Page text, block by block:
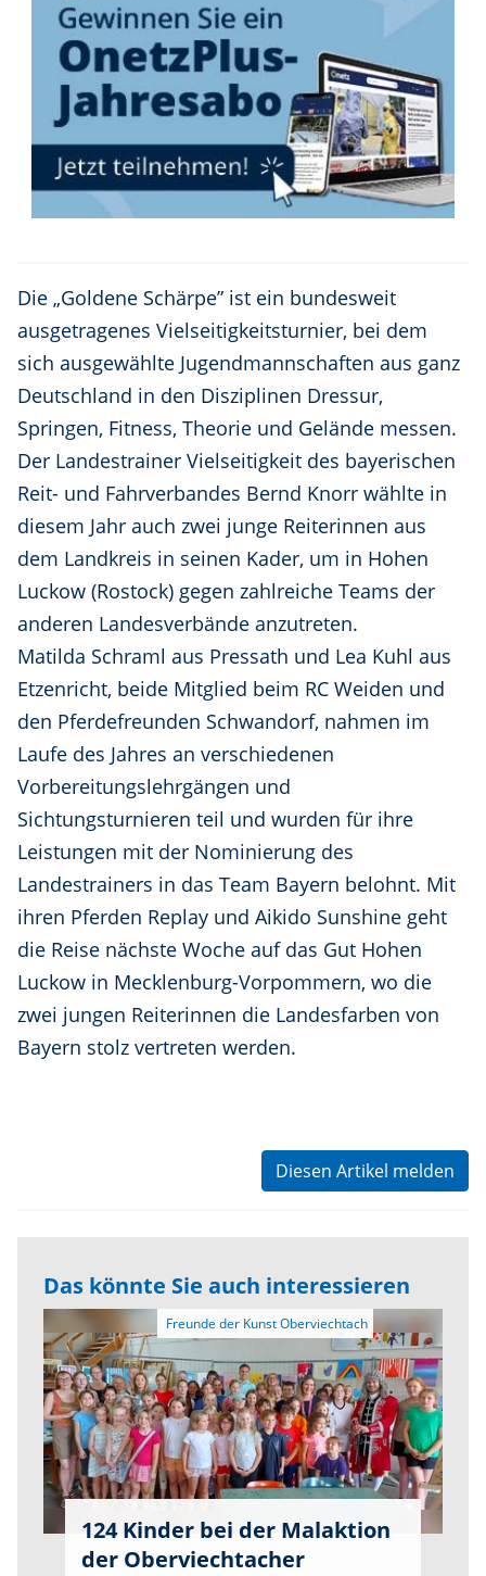
Die „Goldene Schärpe” ist ein bundesweit
ausgetragenes Vielseitigkeitsturnier, bei dem
sich ausgewählte Jugendmannschaften aus ganz
Deutschland in den Disziplinen Dressur,
Springen, Fitness, Theorie und Gelände messen.
Der Landestrainer Vielseitigkeit des bayerischen
Reit- und Fahrverbandes Bernd Knorr wählte in
diesem Jahr auch zwei junge Reiterinnen aus
dem Landkreis in seinen Kader, um in Hohen
Luckow (Rostock) gegen zahlreiche Teams der
anderen Landesverbände anzutreten.
Matilda Schraml aus Pressath und Lea Kuhl aus
Etzenricht, beide Mitglied beim RC Weiden und
den Pferdefreunden Schwandorf, nahmen im
Laufe des Jahres an verschiedenen
Vorbereitungslehrgängen und
Sichtungsturnieren teil und wurden für ihre
Leistungen mit der Nominierung des
Landestrainers in das Team Bayern belohnt. Mit
ihren Pferden Replay und Aikido Sunshine geht
die Reise nächste Woche auf das Gut Hohen
Luckow in Mecklenburg-Vorpommern, wo die
zwei jungen Reiterinnen die Landesfarben von
Bayern stolz vertreten werden.
Diesen Artikel melden
Das könnte Sie auch interessieren
Freunde der Kunst Oberviechtach
124 Kinder bei der Malaktion
der Oberviechtacher